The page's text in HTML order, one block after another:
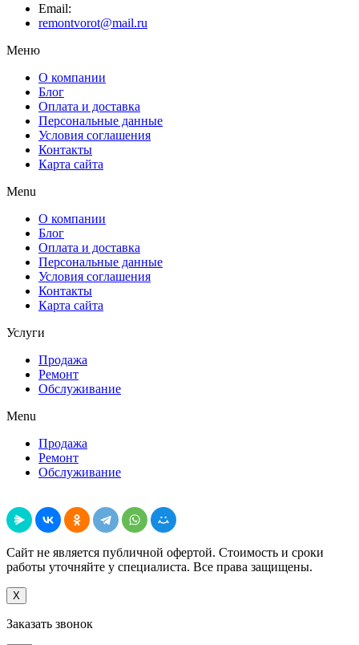
Email:
remontvorot@mail.ru
Меню
О компании
Блог
Оплата и доставка
Персональные данные
Условия соглашения
Контакты
Карта сайта
Menu
О компании
Блог
Оплата и доставка
Персональные данные
Условия соглашения
Контакты
Карта сайта
Услуги
Продажа
Ремонт
Обслуживание
Menu
Продажа
Ремонт
Обслуживание
Сайт не является публичной офертой. Стоимость и сроки
работы уточняйте у специалиста. Все права защищены.
X
Заказать звонок